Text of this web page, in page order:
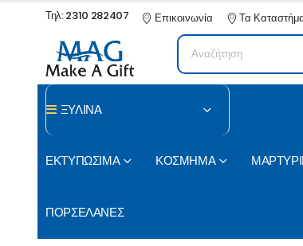
Τηλ: 2310 282407 Επικοινωνία Τα
ΞΥΛΙΝΑ
ΕΚΤΥΠΩΣΙΜΑ ΚΟΣΜΗΜΑ
ΠΟΡΣΕΛΑΝΕΣ